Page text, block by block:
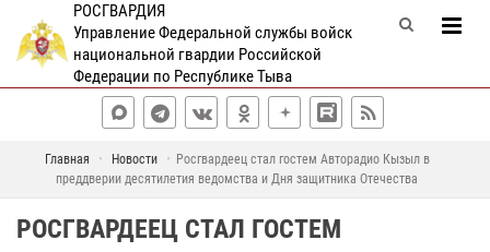
РОСГВАРДИЯ
Управление Федеральной службы войск
национальной гвардии Российской
Федерации по Республике Тыва
Главная Новости
Росгвардеец стал гостем Авторадио Кызыл в
преддверии десятилетия ведомства и Дня защитника Отечества
РОСГВАРДЕЕЦ СТАЛ ГОСТЕМ